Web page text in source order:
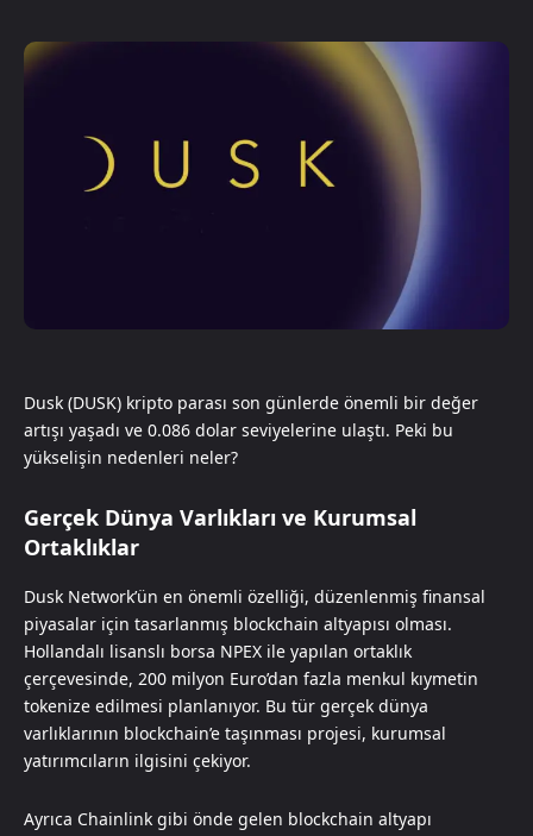
Dusk (DUSK) kripto parası son günlerde önemli bir değer
artışı yaşadı ve 0.086 dolar seviyelerine ulaştı. Peki bu
yükselişin nedenleri neler?
Gerçek Dünya Varlıkları ve Kurumsal
Ortaklıklar
Dusk Network’ün en önemli özelliği, düzenlenmiş finansal
piyasalar için tasarlanmış blockchain altyapısı olması.
Hollandalı lisanslı borsa NPEX ile yapılan ortaklık
çerçevesinde, 200 milyon Euro’dan fazla menkul kıymetin
tokenize edilmesi planlanıyor. Bu tür gerçek dünya
varlıklarının blockchain’e taşınması projesi, kurumsal
yatırımcıların ilgisini çekiyor.
Ayrıca Chainlink gibi önde gelen blockchain altyapı